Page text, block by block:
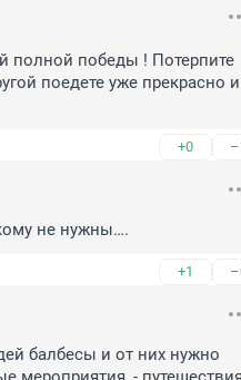
полной победы ! Потерпите
поедете уже прекрасно и
+0
не нужны….
+1
балбесы и от них нужно